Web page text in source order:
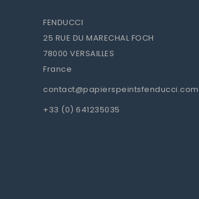
FENDUCCI
25 RUE DU MARECHAL FOCH
78000 VERSAILLES
France
contact@papierspeintsfenducci.com
+33 (0) 641235035